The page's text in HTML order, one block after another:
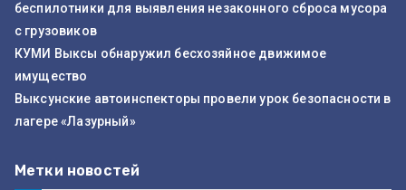
беспилотники для выявления незаконного сброса мусора
с грузовиков
КУМИ Выксы обнаружил бесхозяйное движимое
имущество
Выксунские автоинспекторы провели урок безопасности в
лагере «Лазурный»
Метки новостей